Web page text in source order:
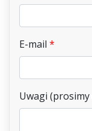
E-mail
Uwagi